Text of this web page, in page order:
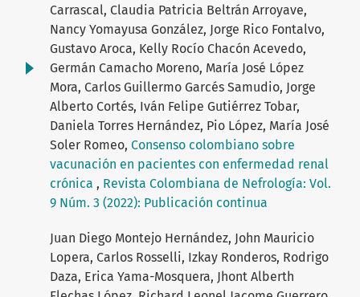
Carrascal, Claudia Patricia Beltrán Arroyave,
Nancy Yomayusa González, Jorge Rico Fontalvo,
Gustavo Aroca, Kelly Rocío Chacón Acevedo,
Germán Camacho Moreno, María José López
Mora, Carlos Guillermo Garcés Samudio, Jorge
Alberto Cortés, Iván Felipe Gutiérrez Tobar,
Daniela Torres Hernández, Pio López, María José
Soler Romeo, Consenso colombiano sobre
vacunación en pacientes con enfermedad renal
crónica , Revista Colombiana de Nefrología: Vol.
9 Núm. 3 (2022): Publicación continua
Juan Diego Montejo Hernández, John Mauricio
Lopera, Carlos Rosselli, Izkay Ronderos, Rodrigo
Daza, Erica Yama-Mosquera, Jhont Alberth